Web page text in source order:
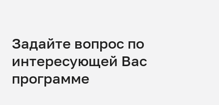
Задайте вопрос по
интересующей Вас
программе